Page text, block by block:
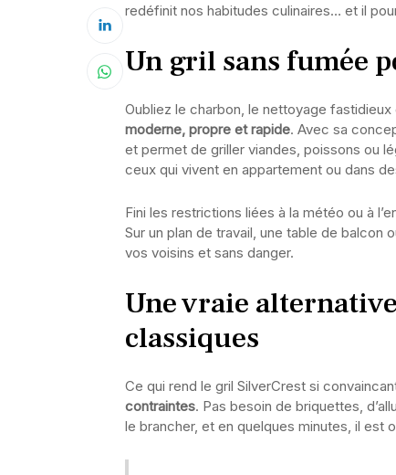
redéfinit nos habitudes culinaires… et il
Un gril sans fumée
Oubliez le charbon, le nettoyage
moderne, propre et rapide. Avec sa
et permet de griller viandes, poissons ou
ceux qui vivent en appartement ou dans
Fini les restrictions liées à la météo ou à
Sur un plan de travail, une table de balcon
vos voisins et sans danger.
Une vraie
classiques
Ce qui rend le gril SilverCrest si
contraintes. Pas besoin de briquettes,
le brancher, et en quelques minutes, il est